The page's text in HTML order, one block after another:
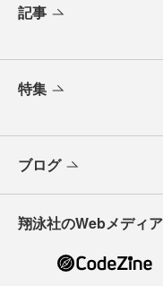
記事
特集
ブログ
翔泳社のWebメディア